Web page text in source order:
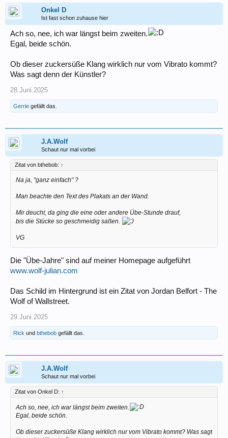
Onkel D
Ist fast schon zuhause hier
Ach so, nee, ich war längst beim zweiten.
Egal, beide schön.
Ob dieser zuckersüße Klang wirklich nur vom Vibrato kommt?
Was sagt denn der Künstler?
28.Juni.2025
Gerrie gefällt das.
J.A.Wolf
Schaut nur mal vorbei
Zitat von bthebob: ↑
Na ja, "ganz einfach" ?
Man beachte den Text des Plakats an der Wand.
Mir deucht, da ging die eine oder andere Übe-Stunde drauf,
bis die Stücke so geschmeidig saßen.
VG
Die "Übe-Jahre" sind auf meiner Homepage aufgeführt
www.wolf-julian.com
Das Schild im Hintergrund ist ein Zitat von Jordan Belfort - The
Wolf of Wallstreet.
29.Juni.2025
Rick und bthebob gefällt das.
J.A.Wolf
Schaut nur mal vorbei
Zitat von Onkel D: ↑
Ach so, nee, ich war längst beim zweiten.
Egal, beide schön.
Ob dieser zuckersüße Klang wirklich nur vom Vibrato kommt? Was sagt